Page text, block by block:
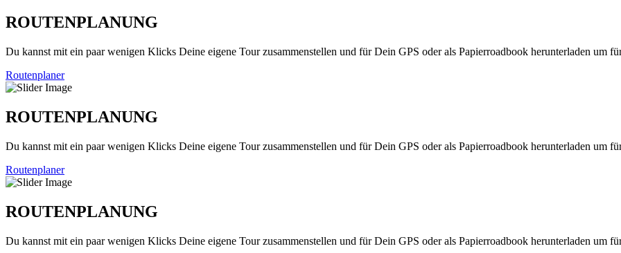
ROUTENPLANUNG
Du kannst mit ein paar wenigen Klicks Deine eigene Tour zusammenstellen und für Dein GPS oder als Papierroadbook herunterladen um
Routenplaner
ROUTENPLANUNG
Du kannst mit ein paar wenigen Klicks Deine eigene Tour zusammenstellen und für Dein GPS oder als Papierroadbook herunterladen um
Routenplaner
ROUTENPLANUNG
Du kannst mit ein paar wenigen Klicks Deine eigene Tour zusammenstellen und für Dein GPS oder als Papierroadbook herunterladen um